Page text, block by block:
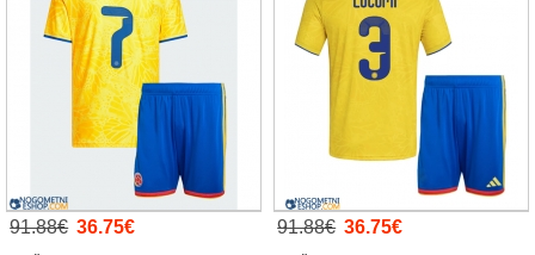
91.88€ 36.75€ 91.88€ 36.75€